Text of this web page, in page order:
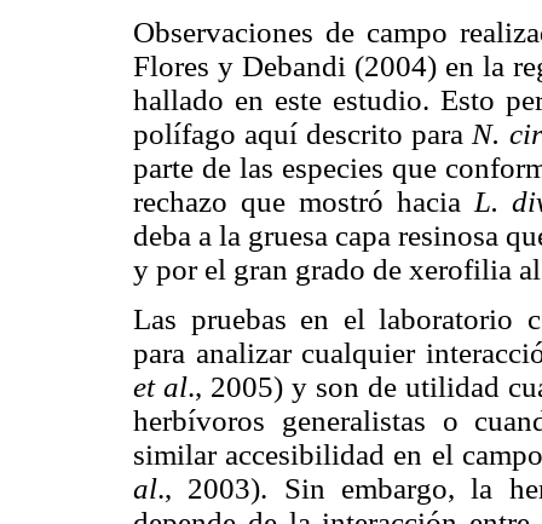
Observaciones de campo
Flores y Debandi (2004) en la
hallado en este estudio. Esto
polífago aquí descrito para N.
parte de las especies que
rechazo que mostró hacia L.
deba a la gruesa capa resinosa
y por el gran grado de xerofilia
Las pruebas en el laboratorio
para analizar cualquier
et al., 2005) y son de utilidad
herbívoros generalistas o
similar accesibilidad en el
al., 2003). Sin embargo, la